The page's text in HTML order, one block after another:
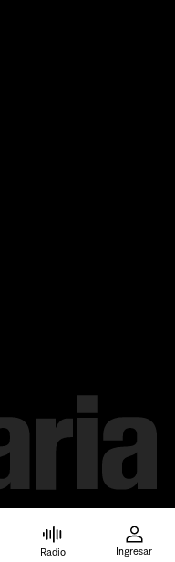
Radio Ingresar